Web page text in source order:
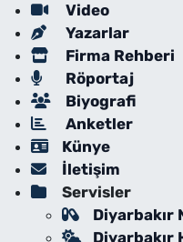
Video
Yazarlar
Firma Rehberi
Röportaj
Biyografi
Anketler
Künye
İletişim
Servisler
Diyarbakır
Diyarbakır